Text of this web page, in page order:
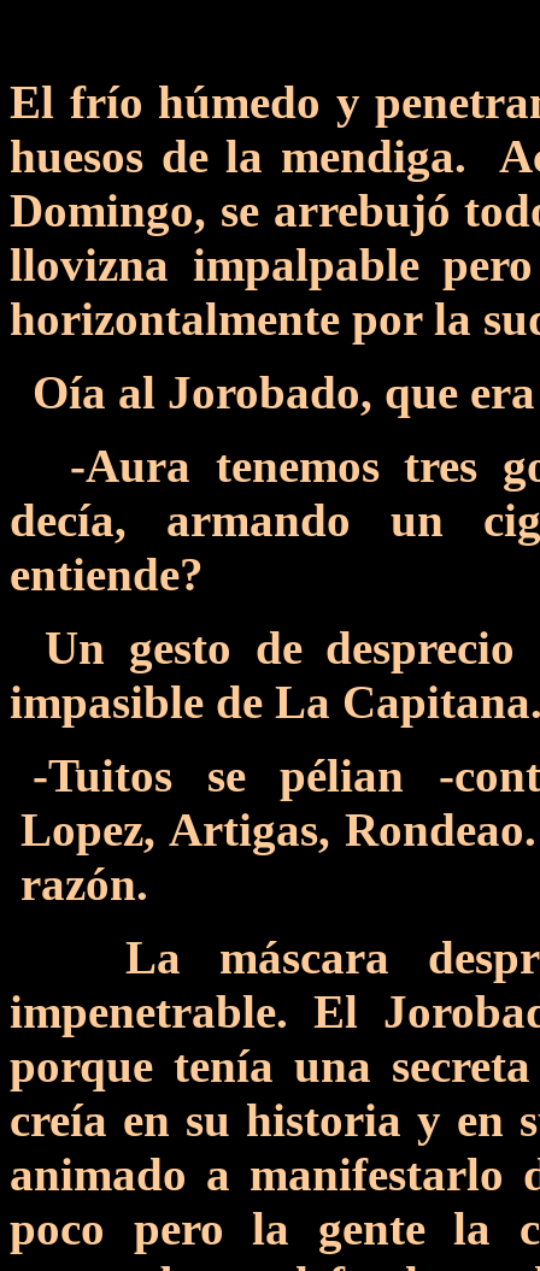
El frío húmedo y
huesos de la mendiga.
Domingo, se arrebujó
llovizna impalpable
horizontalmente por la
Oía al Jorobado, que
-Aura tenemos tres
decía, armando un
entiende?
Un gesto de
impasible de La
-Tuitos se pélian -
Lopez, Artigas,
razón.
La máscara
impenetrable. El
porque tenía una
creía en su historia y en
animado a manifestarlo
poco pero la gente la